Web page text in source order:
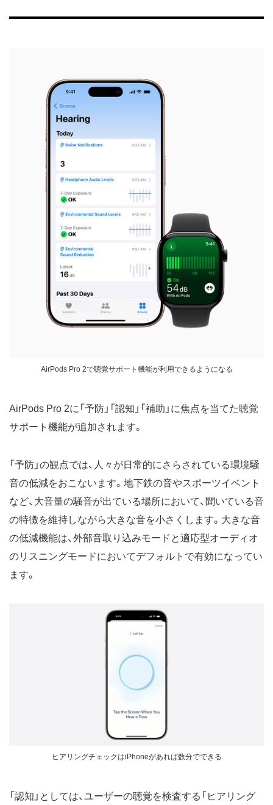
AirPods Pro 2で聴覚サポート機能が利用できるようになる
AirPods Pro 2に「予防」「認知」「補助」に焦点を当てた聴覚
サポート機能が追加されます。
「予防」の観点では、人々が日常的にさらされている環境騒
音の低減をおこないます。地下鉄の音やスポーツイベント
など、大音量の騒音が出ている場所において、聞いている音
の特徴を維持しながら大きな音を小さくします。大きな音
の低減機能は、外部音取り込みモードと適応型オーディオ
のリスニングモードにおいてデフォルトで有効になってい
ます。
ヒアリングチェックはiPhoneがあれば数分でできる
「認知」としては、ユーザーの聴覚を検査する「ヒアリング